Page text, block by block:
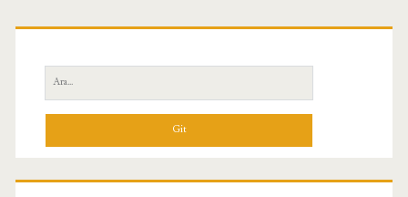
Birincil
Yan
Menü
Ara: